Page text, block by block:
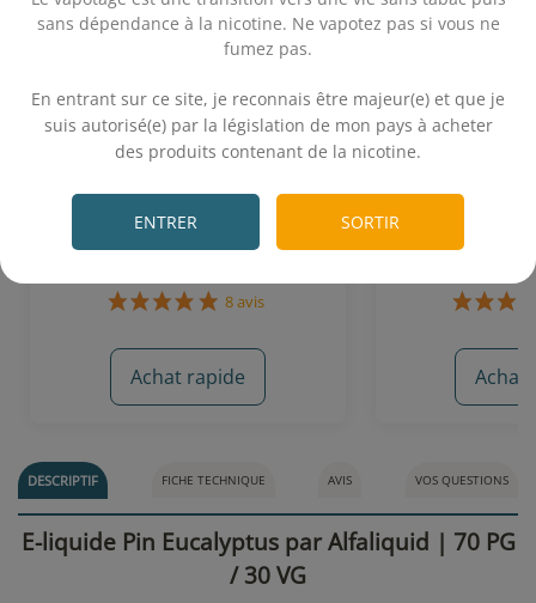
sans dépendance à la nicotine. Ne vapotez pas si vous ne
fumez pas.
En entrant sur ce site, je reconnais être majeur(e) et que je
suis autorisé(e) par la législation de mon pays à acheter
des produits contenant de la nicotine.
ENTRER SORTIR
Menthe Forte 10 mL - Le
Vapoteur Breton
8 avis
Achat rapide
Holy Gum 10
Achat
DESCRIPTIF FICHE TECHNIQUE AVIS VOS QUESTIONS
E-liquide Pin Eucalyptus par Alfaliquid | 70 PG
/ 30 VG